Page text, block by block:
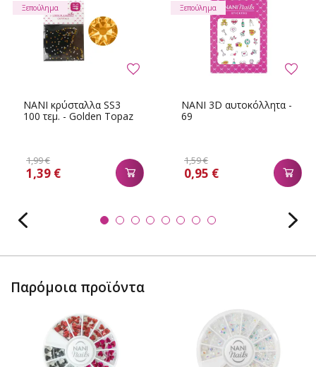
NANI κρύσταλλα SS3
100 τεμ. - Golden Topaz
1,99 €
1,39 €
Ξεπούλημα
NANI 3D αυτοκόλλητα -
69
1,59 €
0,95 €
Ξεπούλημα
Παρόμοια προϊόντα